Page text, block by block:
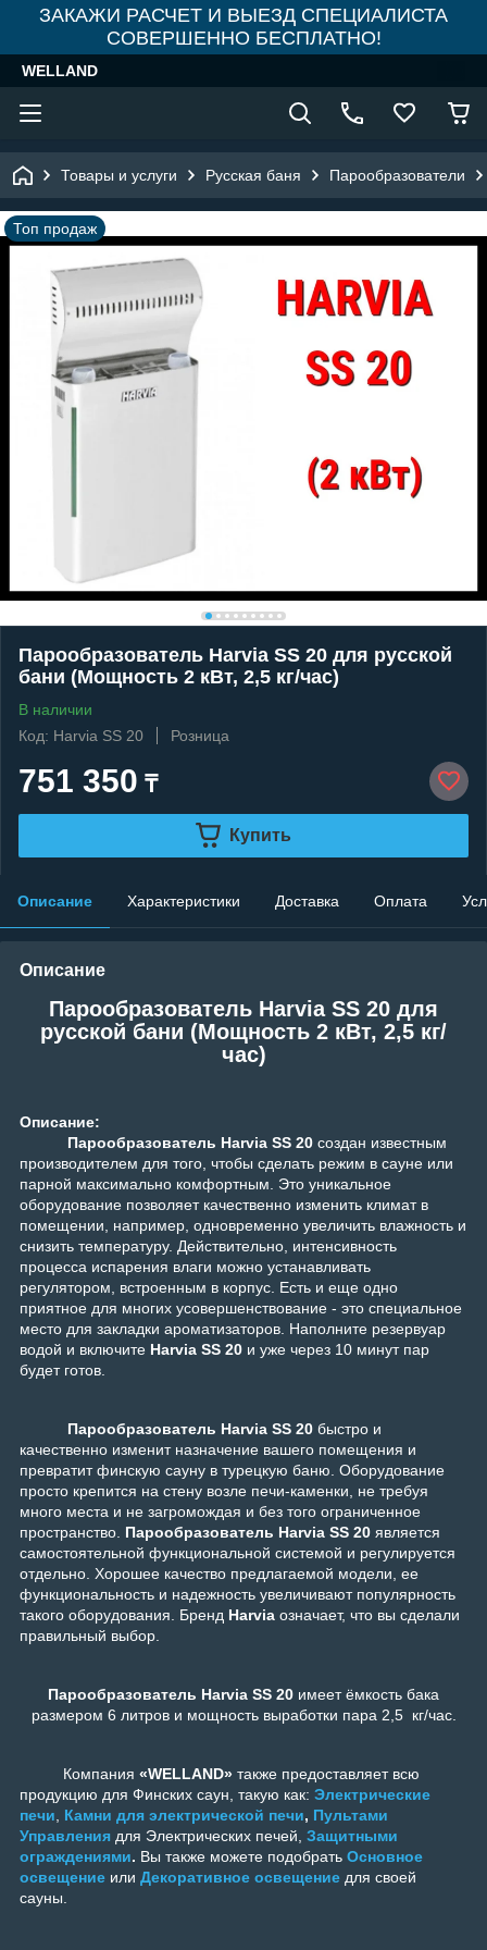
ЗАКАЖИ РАСЧЕТ И ВЫЕЗД СПЕЦИАЛИСТА
СОВЕРШЕННО БЕСПЛАТНО!
WELLAND
Товары и услуги Русская баня Парообразователи
Топ продаж
Парообразователь Harvia SS 20 для русской
бани (Мощность 2 кВт, 2,5 кг/час)
В наличии
Код: Harvia SS 20
Розница
751 350 ₸
Купить
Описание Характеристики Доставка Оплата
Описание
Парообразователь Harvia SS 20 для
русской бани (Мощность 2 кВт, 2,5 кг/
час)
Описание:
Парообразователь Harvia SS 20 создан известным
производителем для того, чтобы сделать режим в сауне или
парной максимально комфортным. Это уникальное
оборудование позволяет качественно изменить климат в
помещении, например, одновременно увеличить влажность и
снизить температуру. Действительно, интенсивность
процесса испарения влаги можно устанавливать
регулятором, встроенным в корпус. Есть и еще одно
приятное для многих усовершенствование - это специальное
место для закладки ароматизаторов. Наполните резервуар
водой и включите Harvia SS 20 и уже через 10 минут пар
будет готов.
Парообразователь Harvia SS 20 быстро и
качественно изменит назначение вашего помещения и
превратит финскую сауну в турецкую баню. Оборудование
просто крепится на стену возле печи-каменки, не требуя
много места и не загромождая и без того ограниченное
пространство. Парообразователь Harvia SS 20 является
самостоятельной функциональной системой и регулируется
отдельно. Хорошее качество предлагаемой модели, ее
функциональность и надежность увеличивают популярность
такого оборудования. Бренд Harvia означает, что вы сделали
правильный выбор.
Парообразователь Harvia SS 20 имеет ёмкость бака
размером 6 литров и мощность выработки пара 2,5 кг/час.
Компания «WELLAND» также предоставляет всю
продукцию для Финских саун, такую как: Электрические
печи, Камни для электрической печи, Пультами
Управления для Электрических печей, Защитными
ограждениями. Вы также можете подобрать Основное
освещение или Декоративное освещение для своей
сауны.